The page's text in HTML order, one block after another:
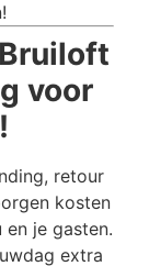
voor
retour
kosten
je gasten.
extra